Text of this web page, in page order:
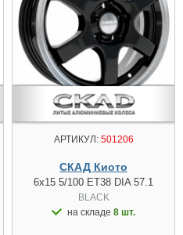
АРТИКУЛ:501206
СКАД Киото
6x15 5/100 ET38 DIA 57.1
BLACK
на складе 8 шт.